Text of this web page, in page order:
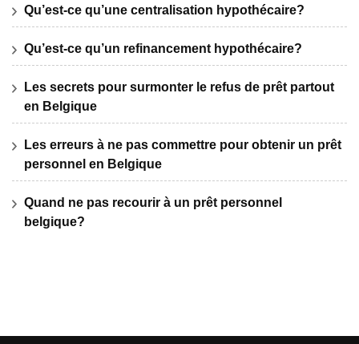
Qu’est-ce qu’une centralisation hypothécaire?
Qu’est-ce qu’un refinancement hypothécaire?
Les secrets pour surmonter le refus de prêt partout
en Belgique
Les erreurs à ne pas commettre pour obtenir un prêt
personnel en Belgique
Quand ne pas recourir à un prêt personnel
belgique?